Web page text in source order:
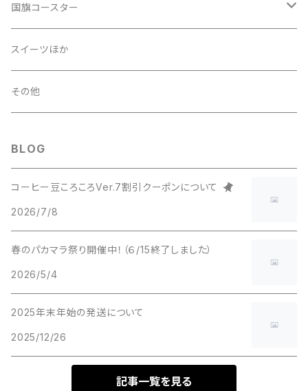
スマトラ式
その他
国旗コースター
アジア
アフリカ
スイーツほか
その他
BLOG
コーヒー豆ころころVer.7割引クーポンについて
2026/7/8
春のパカマラ祭り開催中！（６/15終了しました）
2026/5/4
2025年末年始の発送について
2025/12/26
記事一覧を見る